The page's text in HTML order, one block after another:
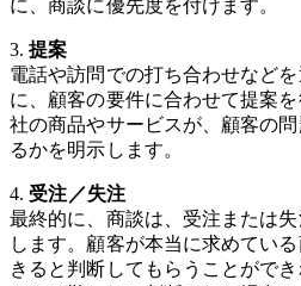
に、商談に優先度を付けます。
3.提案
電話や訪問での打ち合わせなど
に、顧客の要件に合わせて提案
社の商品やサービスが、顧客の
るかを明示します。
4. 受注／失注
最終的に、商談は、受注または
します。顧客が本当に求めてい
きると判断してもらうことがで